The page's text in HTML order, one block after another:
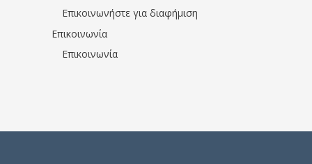
Επικοινωνήστε για διαφήμιση
Επικοινωνία
Επικοινωνία